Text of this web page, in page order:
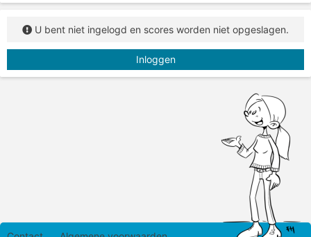
U bent niet ingelogd en scores worden niet opgeslagen.
Inloggen